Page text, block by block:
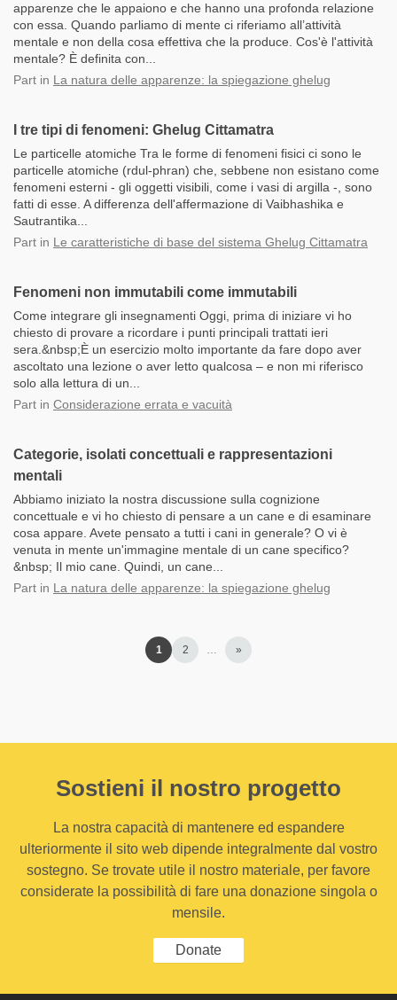
apparenze che le appaiono e che hanno una profonda relazione
con essa. Quando parliamo di mente ci riferiamo all’attività
mentale e non della cosa effettiva che la produce. Cos'è l'attività
mentale? È definita con...
Part in La natura delle apparenze: la spiegazione ghelug
I tre tipi di fenomeni: Ghelug Cittamatra
Le particelle atomiche Tra le forme di fenomeni fisici ci sono le
particelle atomiche (rdul-phran) che, sebbene non esistano come
fenomeni esterni - gli oggetti visibili, come i vasi di argilla -, sono
fatti di esse. A differenza dell'affermazione di Vaibhashika e
Sautrantika...
Part in Le caratteristiche di base del sistema Ghelug Cittamatra
Fenomeni non immutabili come immutabili
Come integrare gli insegnamenti Oggi, prima di iniziare vi ho
chiesto di provare a ricordare i punti principali trattati ieri
sera.&nbsp;È un esercizio molto importante da fare dopo aver
ascoltato una lezione o aver letto qualcosa – e non mi riferisco
solo alla lettura di un...
Part in Considerazione errata e vacuità
Categorie, isolati concettuali e rappresentazioni
mentali
Abbiamo iniziato la nostra discussione sulla cognizione
concettuale e vi ho chiesto di pensare a un cane e di esaminare
cosa appare. Avete pensato a tutti i cani in generale? O vi è
venuta in mente un'immagine mentale di un cane specifico?
&nbsp; Il mio cane. Quindi, un cane...
Part in La natura delle apparenze: la spiegazione ghelug
1 2 … »
Sostieni il nostro progetto
La nostra capacità di mantenere ed espandere
ulteriormente il sito web dipende integralmente dal vostro
sostegno. Se trovate utile il nostro materiale, per favore
considerate la possibilità di fare una donazione singola o
mensile.
Donate